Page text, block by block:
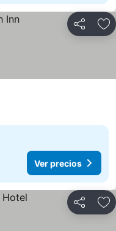
Compartir
Ver precios
Compartir